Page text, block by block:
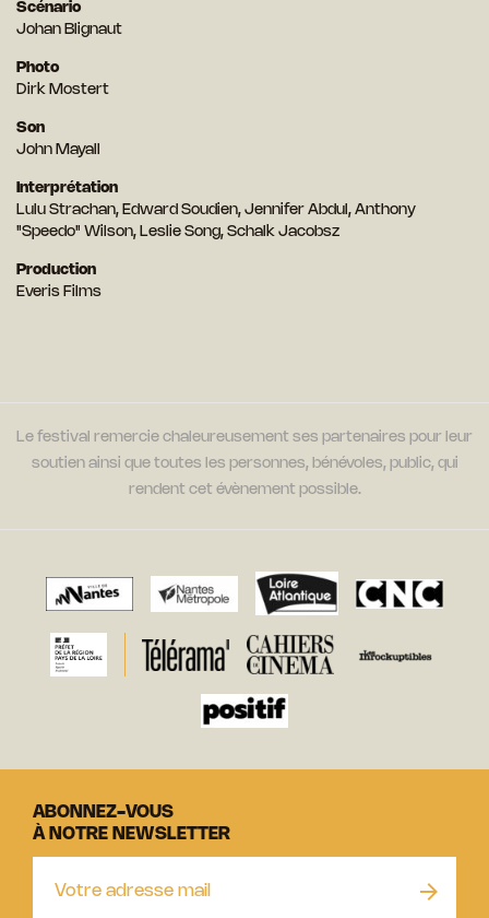
Scénario
Johan Blignaut
Photo
Dirk Mostert
Son
John Mayall
Interprétation
Lulu Strachan, Edward Soudien, Jennifer Abdul, Anthony
"Speedo" Wilson, Leslie Song, Schalk Jacobsz
Production
Everis Films
Le festival remercie chaleureusement ses partenaires pour leur
soutien ainsi que toutes les personnes, bénévoles, public, qui
rendent cet évènement possible.
ABONNEZ-VOUS
À NOTRE NEWSLETTER